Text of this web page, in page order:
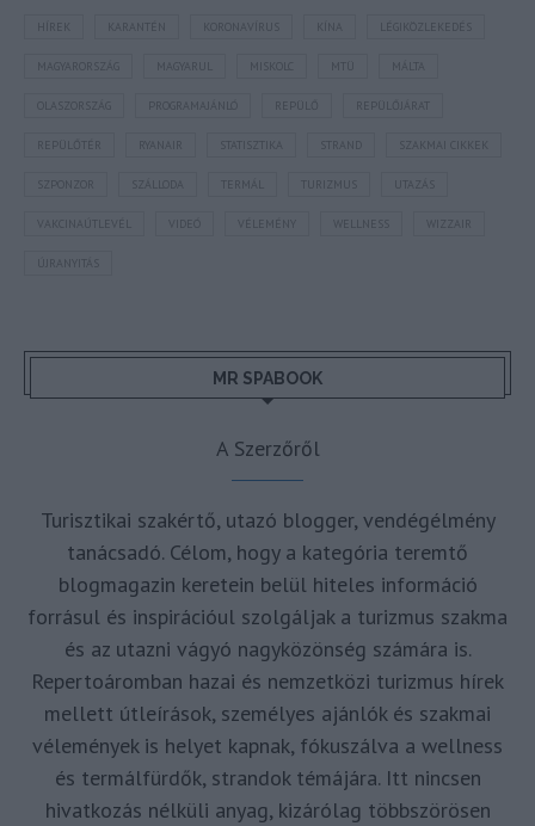
KARANTÉN LÉGIKÖZLEKEDÉS
MAGYARORSZÁG MTÜ MÁLTA
OLASZORSZÁG REPÜLŐJÁRAT
REPÜLŐTÉR STATISZTIKA STRAND SZAKMAI CIKKEK
SZPONZOR SZÁLLODA TERMÁL TURIZMUS UTAZÁS
VAKCINAÚTLEVÉL WIZZAIR
ÚJRANYITÁS
MR SPABOOK
A Szerzőről
Turisztikai szakértő, utazó blogger, vendégélmény
tanácsadó. Célom, hogy a kategória teremtő
blogmagazin keretein belül hiteles információ
forrásul és inspirációul szolgáljak a turizmus szakma
és az utazni vágyó nagyközönség számára is.
Repertoáromban hazai és nemzetközi turizmus hírek
mellett útleírások, személyes ajánlók és szakmai
vélemények is helyet kapnak, fókuszálva a wellness
és termálfürdők, strandok témájára. Itt nincsen
hivatkozás nélküli anyag, kizárólag többszörösen